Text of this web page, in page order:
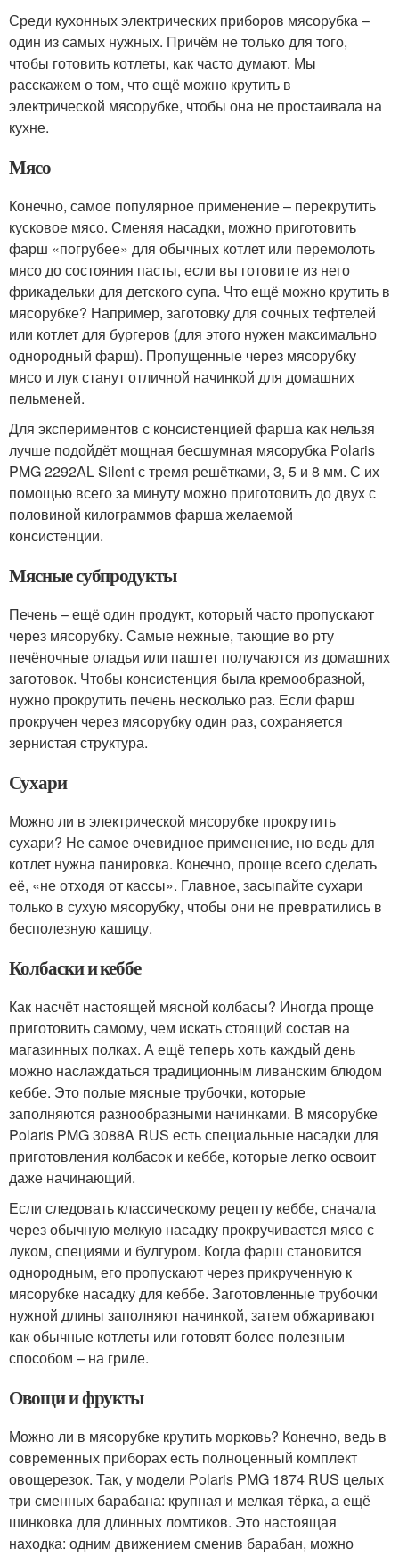
Среди кухонных электрических приборов мясорубка –
один из самых нужных. Причём не только для того,
чтобы готовить котлеты, как часто думают. Мы
расскажем о том, что ещё можно крутить в
электрической мясорубке, чтобы она не простаивала на
кухне.
Мясо
Конечно, самое популярное применение – перекрутить
кусковое мясо. Сменяя насадки, можно приготовить
фарш «погрубее» для обычных котлет или перемолоть
мясо до состояния пасты, если вы готовите из него
фрикадельки для детского супа. Что ещё можно крутить в
мясорубке? Например, заготовку для сочных тефтелей
или котлет для бургеров (для этого нужен максимально
однородный фарш). Пропущенные через мясорубку
мясо и лук станут отличной начинкой для домашних
пельменей.
Для экспериментов с консистенцией фарша как нельзя
лучше подойдёт мощная бесшумная мясорубка Polaris
PMG 2292AL Silent с тремя решётками, 3, 5 и 8 мм. С их
помощью всего за минуту можно приготовить до двух с
половиной килограммов фарша желаемой
консистенции.
Мясные субпродукты
Печень – ещё один продукт, который часто пропускают
через мясорубку. Самые нежные, тающие во рту
печёночные оладьи или паштет получаются из домашних
заготовок. Чтобы консистенция была кремообразной,
нужно прокрутить печень несколько раз. Если фарш
прокручен через мясорубку один раз, сохраняется
зернистая структура.
Сухари
Можно ли в электрической мясорубке прокрутить
сухари? Не самое очевидное применение, но ведь для
котлет нужна панировка. Конечно, проще всего сделать
её, «не отходя от кассы». Главное, засыпайте сухари
только в сухую мясорубку, чтобы они не превратились в
бесполезную кашицу.
Колбаски и кеббе
Как насчёт настоящей мясной колбасы? Иногда проще
приготовить самому, чем искать стоящий состав на
магазинных полках. А ещё теперь хоть каждый день
можно наслаждаться традиционным ливанским блюдом
кеббе. Это полые мясные трубочки, которые
заполняются разнообразными начинками. В мясорубке
Polaris PMG 3088A RUS есть специальные насадки для
приготовления колбасок и кеббе, которые легко освоит
даже начинающий.
Если следовать классическому рецепту кеббе, сначала
через обычную мелкую насадку прокручивается мясо с
луком, специями и булгуром. Когда фарш становится
однородным, его пропускают через прикрученную к
мясорубке насадку для кеббе. Заготовленные трубочки
нужной длины заполняют начинкой, затем обжаривают
как обычные котлеты или готовят более полезным
способом – на гриле.
Овощи и фрукты
Можно ли в мясорубке крутить морковь? Конечно, ведь в
современных приборах есть полноценный комплект
овощерезок. Так, у модели Polaris PMG 1874 RUS целых
три сменных барабана: крупная и мелкая тёрка, а ещё
шинковка для длинных ломтиков. Это настоящая
находка: одним движением сменив барабан, можно